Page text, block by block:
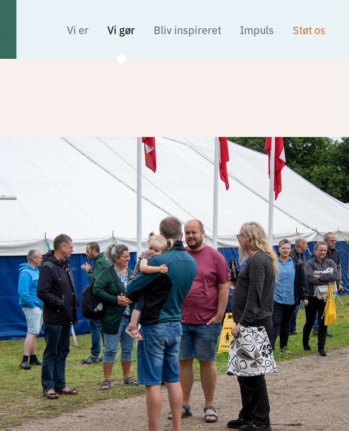
Vi er Vi gør Bliv inspireret Impuls Støt os